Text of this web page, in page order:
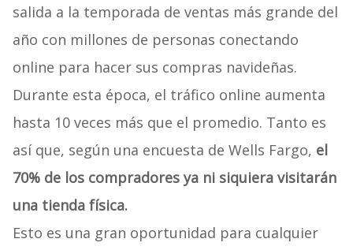
salida a la temporada de ventas más grande del
año con millones de personas conectando
online para hacer sus compras navideñas.
Durante esta época, el tráfico online aumenta
hasta 10 veces más que el promedio. Tanto es
así que, según una encuesta de Wells Fargo, el
70% de los compradores ya ni siquiera visitarán
una tienda física.
Esto es una gran oportunidad para cualquier